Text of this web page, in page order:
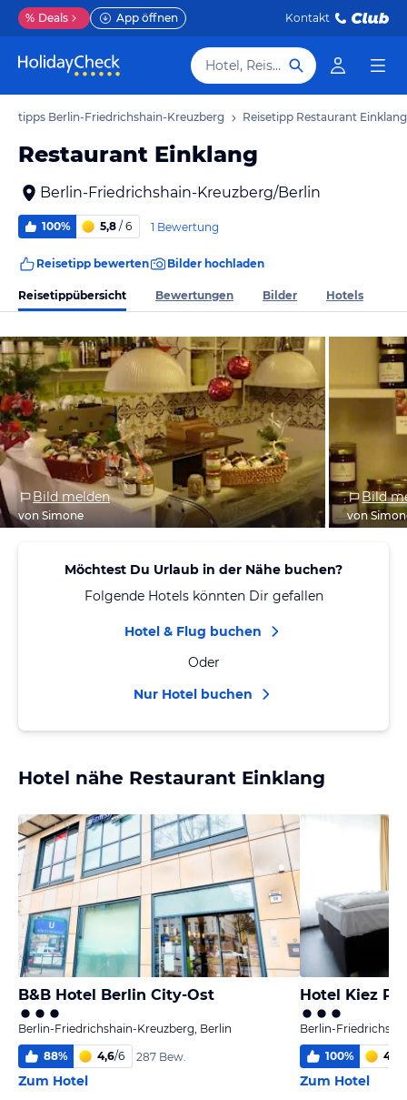
% Deals App öffnen Kontakt
Hotel, Reiseziel
Berlin-Friedrichshain-Kreuzberg Reisetipp Restaurant Einklang
Restaurant Einklang
Berlin-Friedrichshain-Kreuzberg/Berlin
100% 5,8 / 6 1 Bewertung
Reisetipp bewerten Bilder hochladen
Reisetippübersicht Bewertungen Bilder Hotels
Bild melden
von Simone
Bild
von
Möchtest Du Urlaub in der Nähe buchen?
Folgende Hotels könnten Dir gefallen
Hotel & Flug buchen
Oder
Nur Hotel buchen
Hotel nähe Restaurant Einklang
B&B Hotel Berlin City-Ost
Berlin-Friedrichshain-Kreuzberg, Berlin
88% 4,6/6 287 Bew.
Zum Hotel
Hotel Kiez
Berlin-
100% 4,9
Zum Hotel